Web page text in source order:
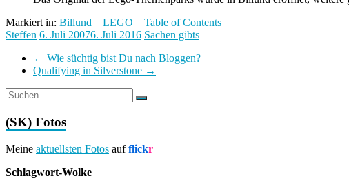
Markiert in: Billund LEGO
Table of Contents
Steffen 6. Juli 20076. Juli 2016 Sachen gibts
← Wie süchtig bist Du nach Bloggen?
Qualifying in Silverstone →
(SK) Fotos
Meine aktuellsten Fotos aufflickr
Schlagwort-Wolke